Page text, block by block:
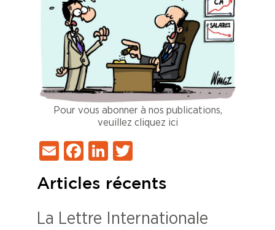
Pour vous abonner à nos publications,
veuillez cliquez ici
EmailFacebook
LinkedIn
Articles récents
La Lettre Internationale